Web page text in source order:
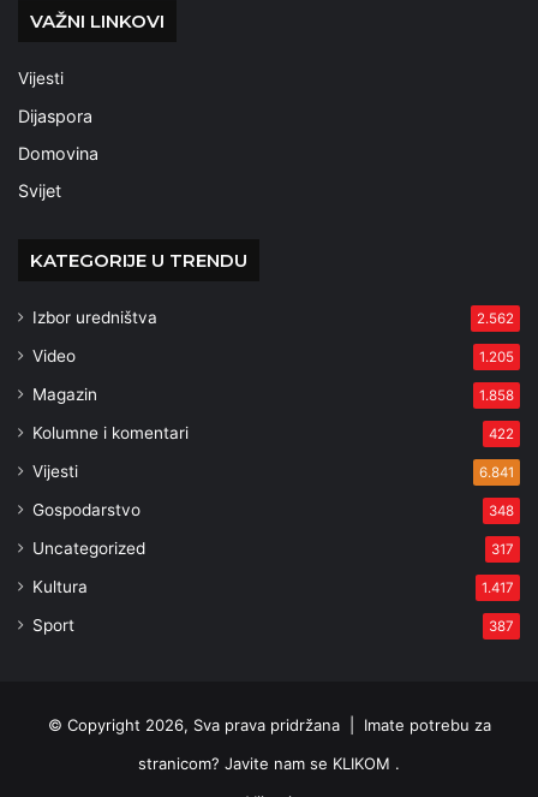
VAŽNI LINKOVI
Vijesti
Dijaspora
Domovina
Svijet
KATEGORIJE U TRENDU
Izbor uredništva 2.562
Video 1.205
Magazin 1.858
Kolumne i komentari 422
Vijesti 6.841
Gospodarstvo 348
Uncategorized 317
Kultura 1.417
Sport 387
© Copyright 2026, Sva prava pridržana | Imate potrebu za
stranicom? Javite nam se KLIKOM .